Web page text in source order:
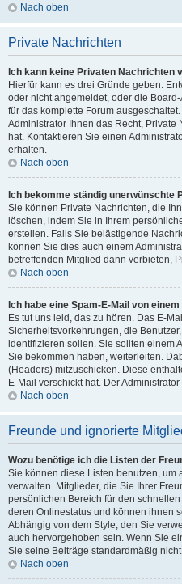
Nach oben
Private Nachrichten
Ich kann keine Privaten Nachrichten
Hierfür kann es drei Gründe geben:
oder nicht angemeldet, oder die
für das komplette Forum
Administrator Ihnen das Recht,
hat. Kontaktieren Sie einen
erhalten.
Nach oben
Ich bekomme ständig unerwünschte
Sie können Private Nachrichten, die
löschen, indem Sie in Ihrem
erstellen. Falls Sie belästigende
können Sie dies auch einem
betreffenden Mitglied dann verbieten,
Nach oben
Ich habe eine Spam-E-Mail von
Es tut uns leid, das zu hören. Das E-
Sicherheitsvorkehrungen, die
identifizieren sollen. Sie sollten einem
Sie bekommen haben, weiterleiten.
(Headers) mitzuschicken. Diese
E-Mail verschickt hat. Der
Nach oben
Freunde und ignorierte
Wozu benötige ich die Listen der
Sie können diese Listen benutzen, um
verwalten. Mitglieder, die Sie Ihrer
persönlichen Bereich für den
deren Onlinestatus und können ihnen
Abhängig von dem Style, den Sie
auch hervorgehoben sein. Wenn Sie
Sie seine Beiträge standardmäßig
Nach oben